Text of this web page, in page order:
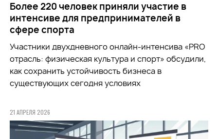
Более 220 человек приняли участие в
интенсиве для предпринимателей в
сфере спорта
Участники двухдневного онлайн-интенсива «PRO
отрасль: физическая культура и спорт» обсудили,
как сохранить устойчивость бизнеса в
существующих сегодня условиях
21 АПРЕЛЯ 2026